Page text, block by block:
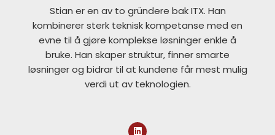
Stian er en av to gründere bak ITX. Han
kombinerer sterk teknisk kompetanse med en
evne til å gjøre komplekse løsninger enkle å
bruke. Han skaper struktur, finner smarte
løsninger og bidrar til at kundene får mest mulig
verdi ut av teknologien.